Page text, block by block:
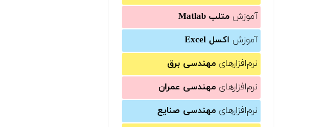
آموزش متلب Matlab
آموزش اکسل Excel
نرم‌افزارهای مهندسی برق
نرم‌افزارهای مهندسی عمران
نرم‌افزارهای مهندسی صنایع